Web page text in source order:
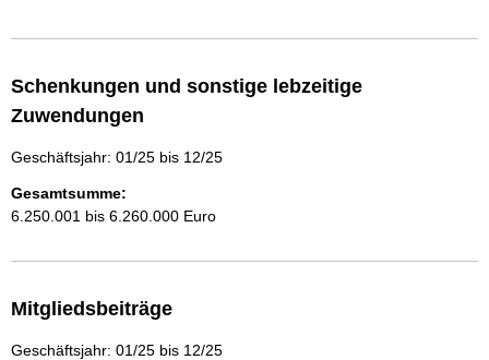
Schenkungen und sonstige lebzeitige
Zuwendungen
Geschäftsjahr: 01/25 bis 12/25
Gesamtsumme:
6.250.001 bis 6.260.000 Euro
Mitgliedsbeiträge
Geschäftsjahr: 01/25 bis 12/25